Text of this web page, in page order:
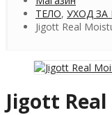
ТЕЛО, УХОД
Jigott Real
Jigott